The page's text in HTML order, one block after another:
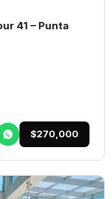
41 – Punta
$270,000